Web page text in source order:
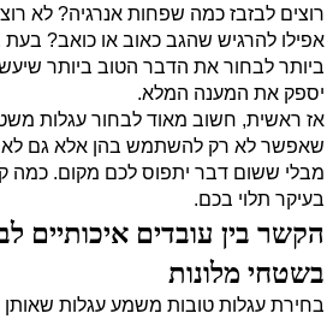
רוצים לבזבז כמה שפחות אנרגיה? לא
אפילו להרגיש שהגב כאוב או כואב?
ביותר לבחור את הדבר הטוב ביותר
יספק את המענה המלא.
אז ראשית, חשוב מאוד לבחור עגלות
שאפשר לא רק להשתמש בהן אלא גם
מבלי ששום דבר יתפוס לכם מקום. כמה קל
בעיקר תלוי בכם.
הקשר בין עובדים איכותיים
בשטחי מלונות
בחירת עגלות טובות משמע עגלות שאותן